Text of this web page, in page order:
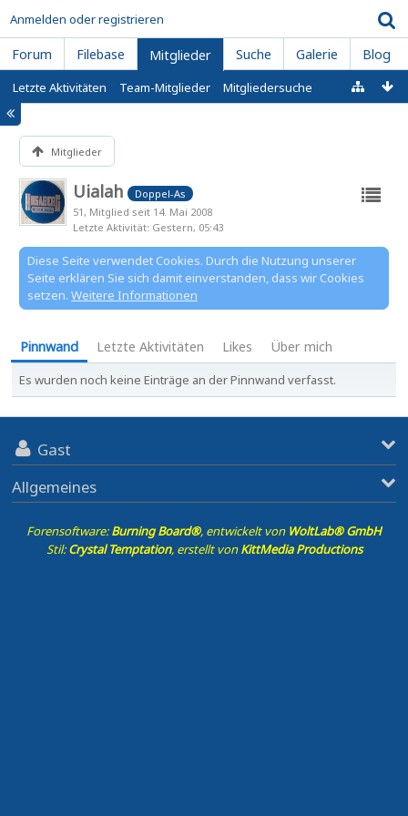
Anmelden oder registrieren
Forum Filebase Mitglieder Suche Galerie Blog
Letzte Aktivitäten Team-Mitglieder Mitgliedersuche
Mitglieder
Uialah
Doppel-As
51 Mitglied seit 14. Mai 2008
Letzte Aktivität Gestern, 05:43
Diese Seite verwendet Cookies. Durch die Nutzung unserer
Seite erklären Sie sich damit einverstanden, dass wir Cookies
setzen. Weitere Informationen
Pinnwand Letzte Aktivitäten Likes Über mich
Es wurden noch keine Einträge an der Pinnwand verfasst.
Gast
Allgemeines
Forensoftware:Burning Board®, entwickelt von WoltLab® GmbH
Stil:Crystal Temptation, erstellt vonKittMedia Productions